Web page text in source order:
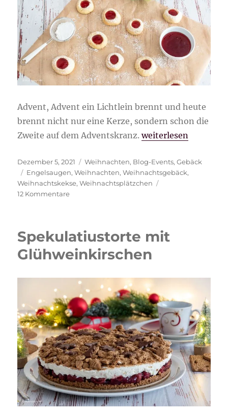
Advent, Advent ein Lichtlein brennt und heute
brennt nicht nur eine Kerze, sondern schon die
Zweite auf dem Adventskranz.„Engelsaugen“
weiterlesen
Veröffentlicht
am
Dezember 5, 2021 Kategorien
Weihnachten, Blog-Events,Gebäck
Schlagwörter
Engelsaugen,Weihnachten,Weihnachtsgebäck,
Weihnachtskekse,Weihnachtsplätzchen
12 Kommentarezu
Spekulatiustorte mit
Glühweinkirschen